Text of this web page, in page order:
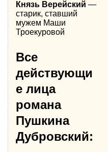
Князь Верейский —
старик, ставший
мужем Маши
Троекуровой
Все
действующи
е лица
романа
Пушкина
Дубровский: